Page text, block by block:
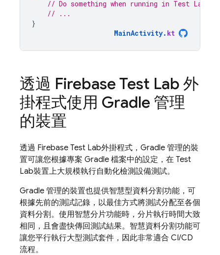
// Do something when running in Test Lab
// ...
}
MainActivity. kt
透過 Firebase Test Lab 外
掛程式使用 Gradle 管理
的裝置
透過 Firebase Test Lab外掛程式，Gradle 管理的裝
置可讓您根據專案 Gradle 檔案中的設定，在 Test
Lab裝置上大規模執行自動化檢測設備測試。
Gradle 管理的裝置也提供智慧型資料分割功能，可
根據先前的測試記錄，以最佳方式將測試分配至各個
資料分割。使用智慧分片功能時，分片執行時間大致
相同，且會盡快傳回測試結果。智慧資料分割功能可
讓您平行執行大型測試套件，因此非常適合 CI/CD
流程。